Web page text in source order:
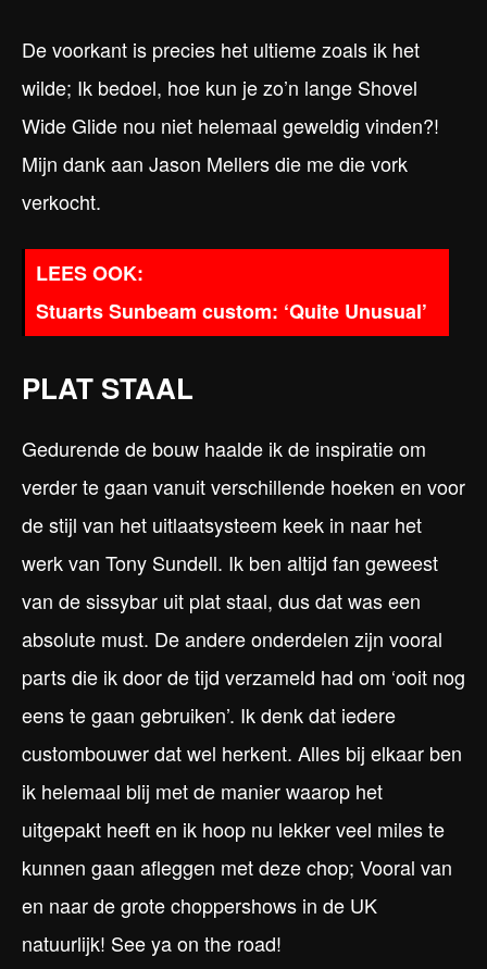
De voorkant is precies het ultieme zoals ik het
wilde; Ik bedoel, hoe kun je zo’n lange Shovel
Wide Glide nou niet helemaal geweldig vinden?!
Mijn dank aan Jason Mellers die me die vork
verkocht.
Stuarts Sunbeam custom: ‘Quite Unusual’
PLAT STAAL
Gedurende de bouw haalde ik de inspiratie om
verder te gaan vanuit verschillende hoeken en voor
de stijl van het uitlaatsysteem keek in naar het
werk van Tony Sundell. Ik ben altijd fan geweest
van de sissybar uit plat staal, dus dat was een
absolute must. De andere onderdelen zijn vooral
parts die ik door de tijd verzameld had om ‘ooit nog
eens te gaan gebruiken’. Ik denk dat iedere
custombouwer dat wel herkent. Alles bij elkaar ben
ik helemaal blij met de manier waarop het
uitgepakt heeft en ik hoop nu lekker veel miles te
kunnen gaan afleggen met deze chop; Vooral van
en naar de grote choppershows in de UK
natuurlijk! See ya on the road!